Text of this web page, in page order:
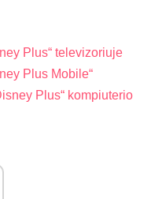
Plus“ televizoriuje
Plus Mobile“
Plus“ kompiuterio